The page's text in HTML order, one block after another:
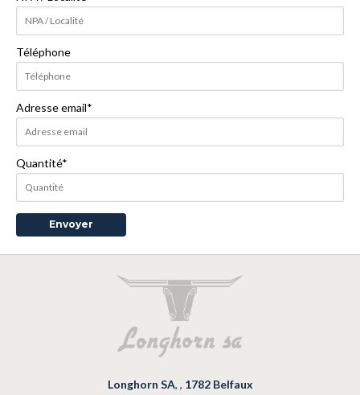
Téléphone
Adresse email*
Quantité*
Longhorn SA, , 1782 Belfaux